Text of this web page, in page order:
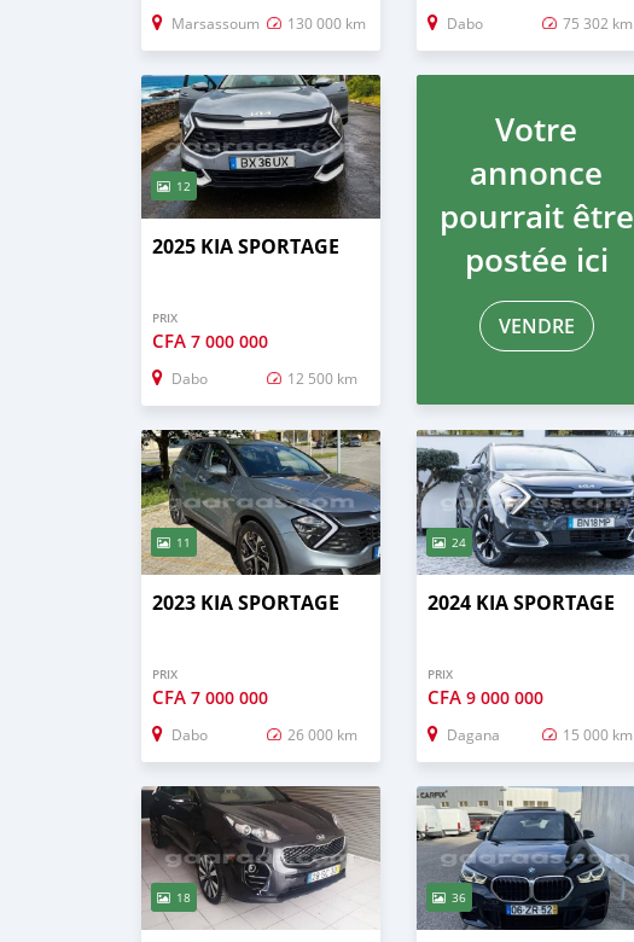
Marsassoum 130 000 km Dabo 75 302 km
12
2025 KIA SPORTAGE
PRIX
CFA 7 000 000
Dabo 12 500 km
Votre
annonce
pourrait être
postée ici
VENDRE
11
2023 KIA SPORTAGE
PRIX
CFA 7 000 000
Dabo 26 000 km
24
2024 KIA SPORTAGE
PRIX
CFA 9 000 000
Dagana 15 000 km
18 36